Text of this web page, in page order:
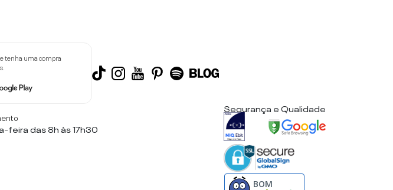
e tenha uma compra
feira das 8h às 17h30
Segurança e Qualidade
BOM